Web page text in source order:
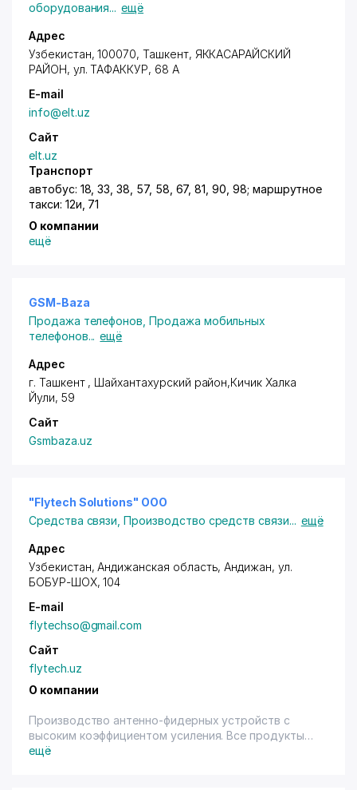
оборудования... ещё
Адрес
Узбекистан, 100070, Ташкент, ЯККАСАРАЙСКИЙ
РАЙОН, ул. ТАФАККУР, 68 А
E-mail
info@elt.uz
Сайт
elt.uz
Транспорт
автобус: 18, 33, 38, 57, 58, 67, 81, 90, 98; маршрутное
такси: 12и, 71
О компании
ещё
GSM-Baza
Продажа телефонов ,Продажа мобильных
телефонов... ещё
Адрес
г. Ташкент , Шайхантахурский район,Кичик Халка
Йули, 59
Сайт
Gsmbaza.uz
"Flytech Solutions" ООО
Средства связи ,Производство средств связи... ещё
Адрес
Узбекистан,Андижанская область,Андижан, ул.
БОБУР-ШОХ, 104
E-mail
flytechso@gmail.com
Сайт
flytech.uz
О компании
Производство антенно-фидерных устройств с
высоким коэффициентом усиления. Все продукты
компании ООО Flytech Solutions зарегистрированы в
ещё